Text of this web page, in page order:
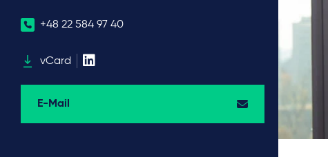
+48 22 584 97 40
vCard
E-Mail